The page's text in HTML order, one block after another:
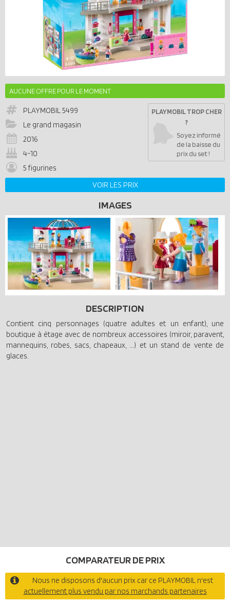
AUCUNE OFFRE POUR LE MOMENT
PLAYMOBIL5499
Le grand magasin
2016
4-10
5 figurines
PLAYMOBIL TROP CHER
?
Soyez informé
de la baisse du
prix du set !
VOIR LES PRIX
IMAGES
DESCRIPTION
Contient cinq personnages (quatre adultes et un enfant), une
boutique à étage avec de nombreux accessoires (miroir, paravent,
mannequins, robes, sacs, chapeaux, ...) et un stand de vente de
glaces.
COMPARATEUR DE PRIX
Nous ne disposons d'aucun prix car ce PLAYMOBIL n'est
actuellement plus vendu par nos marchands partenaires